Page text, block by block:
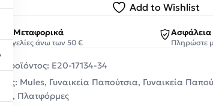
Add to Wishlist
Μεταφορικά
άνω των 50 € Πληρώστε
προϊόντος: E20-17134-34
Mules, Γυναικεία Παπούτσια, Γυναικεία
, Πλατφόρμες